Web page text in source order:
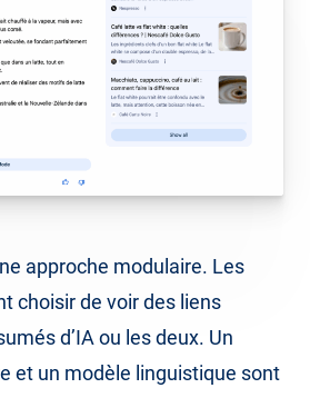
approche modulaire. Les
choisir de voir des liens
d’IA ou les deux. Un
et un modèle linguistique sont